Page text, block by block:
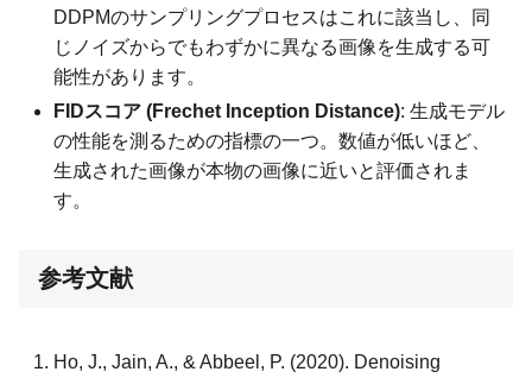
DDPMのサンプリングプロセスはこれに該当し、同
じノイズからでもわずかに異なる画像を生成する可
能性があります。
FIDスコア (Frechet Inception Distance): 生成モデル
の性能を測るための指標の一つ。数値が低いほど、
生成された画像が本物の画像に近いと評価されま
す。
参考文献
Ho, J., Jain, A., & Abbeel, P. (2020). Denoising